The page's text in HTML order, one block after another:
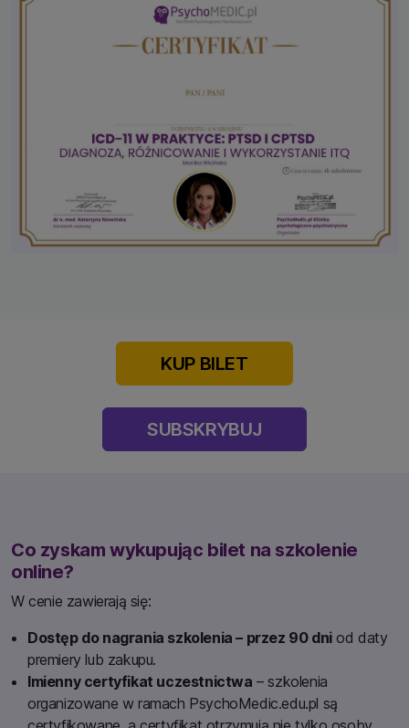
KUP BILET
SUBSKRYBUJ
Co zyskam wykupując bilet na szkolenie
online?
W cenie zawierają się:
Dostęp do nagrania szkolenia – przez 90 dniod daty
premiery lub zakupu.
Imienny certyfikat uczestnictwa – szkolenia
organizowane w ramach PsychoMedic.edu.pl są